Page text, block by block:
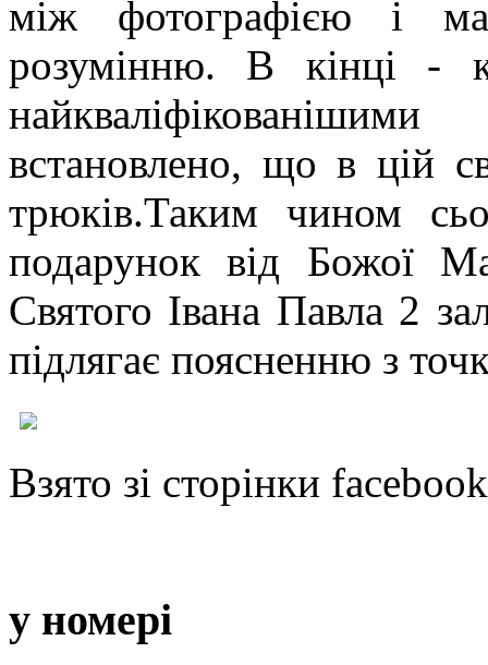
між фотографією і
розумінню. В кінці -
встановлено, що в цій
трюків.Таким чином
подарунок від Божої
Святого Івана Павла 2
підлягає поясненню з
Взято зі сторінки
у номері